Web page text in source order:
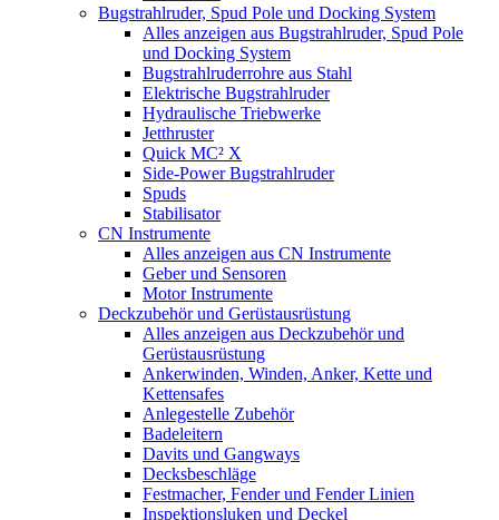
Bugstrahlruder, Spud Pole und Docking System
Alles anzeigen aus Bugstrahlruder, Spud Pole
und Docking System
Bugstrahlruderrohre aus Stahl
Elektrische Bugstrahlruder
Hydraulische Triebwerke
Jetthruster
Quick MC² X
Side-Power Bugstrahlruder
Spuds
Stabilisator
CN Instrumente
Alles anzeigen aus CN Instrumente
Geber und Sensoren
Motor Instrumente
Deckzubehör und Gerüstausrüstung
Alles anzeigen aus Deckzubehör und
Gerüstausrüstung
Ankerwinden, Winden, Anker, Kette und
Kettensafes
Anlegestelle Zubehör
Badeleitern
Davits und Gangways
Decksbeschläge
Festmacher, Fender und Fender Linien
Inspektionsluken und Deckel